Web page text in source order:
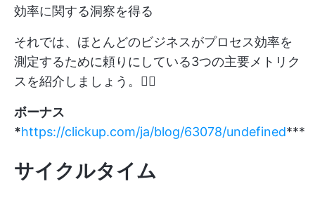
効率に関する洞察を得る
それでは、ほとんどのビジネスがプロセス効率を
測定するために頼りにしている3つの主要メトリク
スを紹介しましょう。🏊‍♂️
ボーナス
*https://clickup.com/ja/blog/63078/undefined***
サイクルタイム